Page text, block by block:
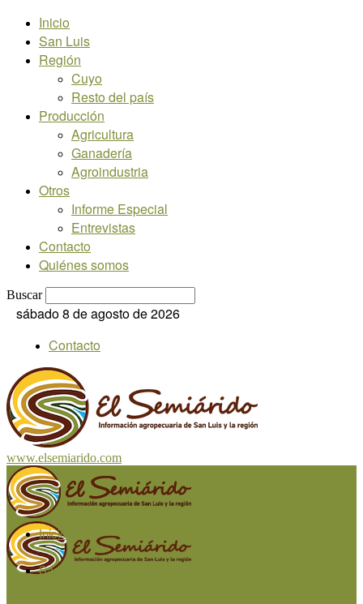
Inicio
San Luis
Región
Cuyo
Resto del país
Producción
Agricultura
Ganadería
Agroindustria
Otros
Informe Especial
Entrevistas
Contacto
Quiénes somos
Buscar
sábado 8 de agosto de 2026
Contacto
www.elsemiarido.com
Inicio
San Luis